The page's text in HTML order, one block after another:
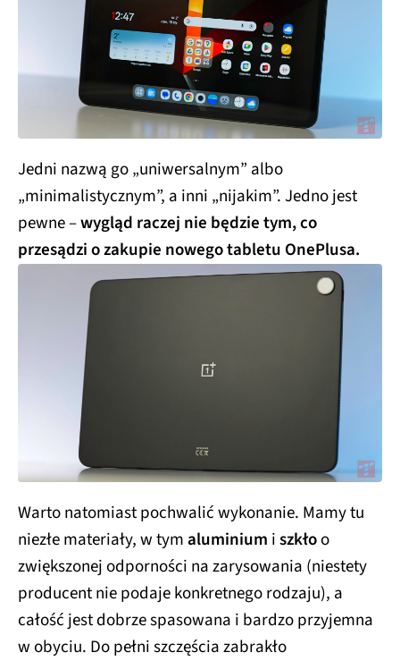
Jedni nazwą go „uniwersalnym” albo
„minimalistycznym”, a inni „nijakim”. Jedno jest
pewne –wygląd raczej nie będzie tym, co
przesądzi o zakupie nowego tabletu OnePlusa.
Warto natomiast pochwalić wykonanie. Mamy tu
niezłe materiały, w tymaluminium iszkłoo
zwiększonej odporności na zarysowania (niestety
producent nie podaje konkretnego rodzaju), a
całość jest dobrze spasowana i bardzo przyjemna
w obyciu. Do pełni szczęścia zabrakło